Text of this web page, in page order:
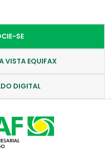
SE
VISTA EQUIFAX
DIGITAL